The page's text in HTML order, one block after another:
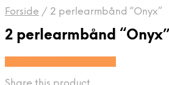
Forside / 2 perlearmbånd “Onyx”
2 perlearmbånd “Onyx”